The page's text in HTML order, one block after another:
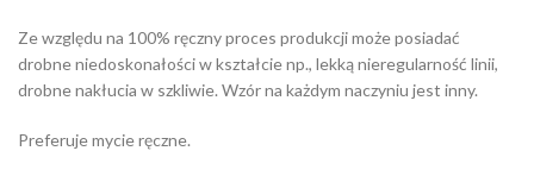
Ze względu na 100% ręczny proces produkcji może posiadać
drobne niedoskonałości w kształcie np., lekką nieregularność linii,
drobne nakłucia w szkliwie. Wzór na każdym naczyniu jest inny.
Preferuje mycie ręczne.